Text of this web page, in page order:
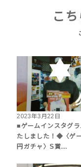
こ
2023年3月22日
■ゲームインスタグ
たしました！◆〈ゲ
円ガチャ〉S賞…